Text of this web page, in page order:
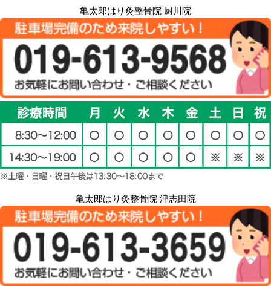
亀太郎はり灸整骨院 厨川院
亀太郎はり灸整骨院 津志田院